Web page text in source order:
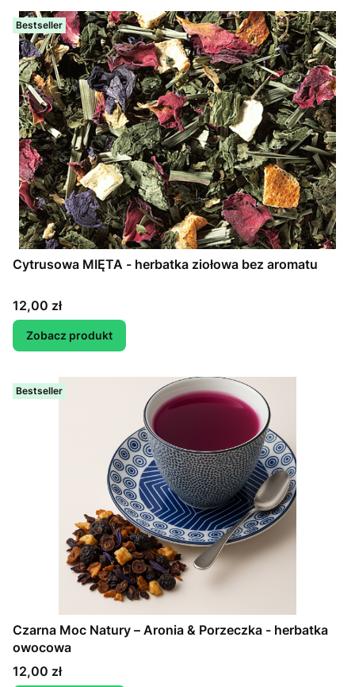
Bestseller
Cytrusowa MIĘTA - herbatka ziołowa bez aromatu
Cena
12,00 zł
Zobacz produkt
Bestseller
Czarna Moc Natury – Aronia & Porzeczka - herbatka
owocowa
Cena
12,00 zł